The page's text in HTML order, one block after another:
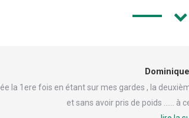
la 1ere fois en étant sur mes gardes , la
et sans avoir pris de poids …… à